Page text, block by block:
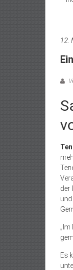
12.
der
Es